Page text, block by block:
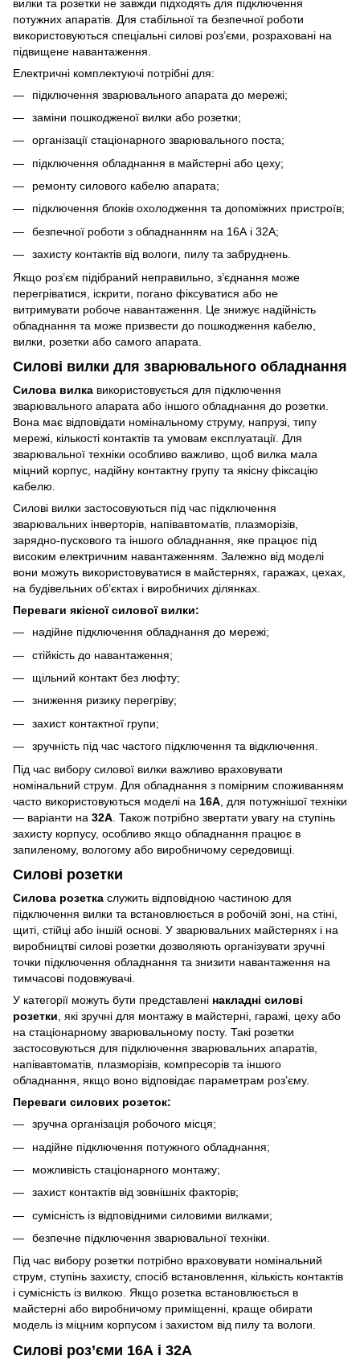
вилки та розетки не завжди підходять для підключення
потужних апаратів. Для стабільної та безпечної роботи
використовуються спеціальні силові роз’єми, розраховані на
підвищене навантаження.
Електричні комплектуючі потрібні для:
підключення зварювального апарата до мережі;
заміни пошкодженої вилки або розетки;
організації стаціонарного зварювального поста;
підключення обладнання в майстерні або цеху;
ремонту силового кабелю апарата;
підключення блоків охолодження та допоміжних пристроїв;
безпечної роботи з обладнанням на 16А і 32А;
захисту контактів від вологи, пилу та забруднень.
Якщо роз’єм підібраний неправильно, з’єднання може
перегріватися, іскрити, погано фіксуватися або не
витримувати робоче навантаження. Це знижує надійність
обладнання та може призвести до пошкодження кабелю,
вилки, розетки або самого апарата.
Силові вилки для зварювального обладнання
Силова вилка використовується для підключення
зварювального апарата або іншого обладнання до розетки.
Вона має відповідати номінальному струму, напрузі, типу
мережі, кількості контактів та умовам експлуатації. Для
зварювальної техніки особливо важливо, щоб вилка мала
міцний корпус, надійну контактну групу та якісну фіксацію
кабелю.
Силові вилки застосовуються під час підключення
зварювальних інверторів, напівавтоматів, плазморізів,
зарядно-пускового та іншого обладнання, яке працює під
високим електричним навантаженням. Залежно від моделі
вони можуть використовуватися в майстернях, гаражах, цехах,
на будівельних об’єктах і виробничих ділянках.
Переваги якісної силової вилки:
надійне підключення обладнання до мережі;
стійкість до навантаження;
щільний контакт без люфту;
зниження ризику перегріву;
захист контактної групи;
зручність під час частого підключення та відключення.
Під час вибору силової вилки важливо враховувати
номінальний струм. Для обладнання з помірним споживанням
часто використовуються моделі на 16А , для потужнішої техніки
— варіанти на 32А . Також потрібно звертати увагу на ступінь
захисту корпусу, особливо якщо обладнання працює в
запиленому, вологому або виробничому середовищі.
Силові розетки
Силова розетка служить відповідною частиною для
підключення вилки та встановлюється в робочій зоні, на стіні,
щиті, стійці або іншій основі. У зварювальних майстернях і на
виробництві силові розетки дозволяють організувати зручні
точки підключення обладнання та знизити навантаження на
тимчасові подовжувачі.
У категорії можуть бути представлені накладні силові
розетки , які зручні для монтажу в майстерні, гаражі, цеху або
на стаціонарному зварювальному посту. Такі розетки
застосовуються для підключення зварювальних апаратів,
напівавтоматів, плазморізів, компресорів та іншого
обладнання, якщо воно відповідає параметрам роз’єму.
Переваги силових розеток:
зручна організація робочого місця;
надійне підключення потужного обладнання;
можливість стаціонарного монтажу;
захист контактів від зовнішніх факторів;
сумісність із відповідними силовими вилками;
безпечне підключення зварювальної техніки.
Під час вибору розетки потрібно враховувати номінальний
струм, ступінь захисту, спосіб встановлення, кількість контактів
і сумісність із вилкою. Якщо розетка встановлюється в
майстерні або виробничому приміщенні, краще обирати
модель із міцним корпусом і захистом від пилу та вологи.
Силові роз’єми 16А і 32А